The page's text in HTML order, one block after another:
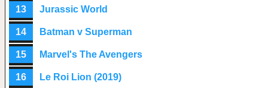
13 Jurassic World
14 Batman v Superman
15 Marvel's The Avengers
16 Le Roi Lion (2019)